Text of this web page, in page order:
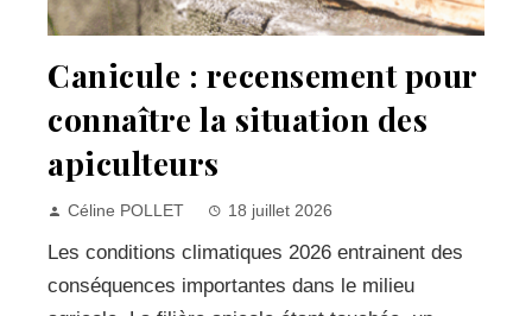
Canicule : recensement pour
connaître la situation des
apiculteurs
Céline POLLET 18 juillet 2026
Les conditions climatiques 2026 entrainent des
conséquences importantes dans le milieu